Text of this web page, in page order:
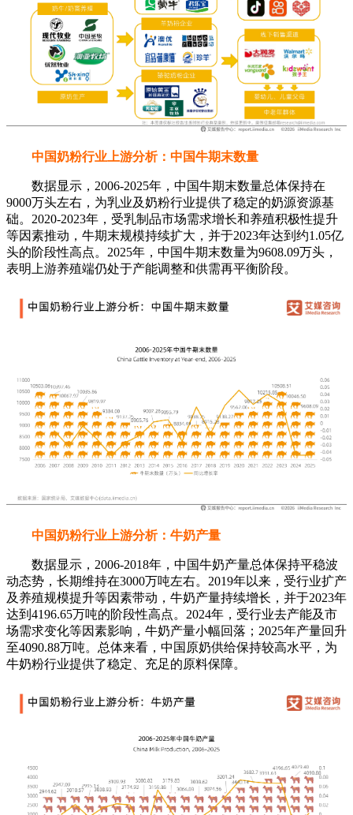
中国奶粉行业上游分析：中国牛期末数量
数据显示，2006-2025年，中国牛期末数量总体保持在
9000万头左右，为乳业及奶粉行业提供了稳定的奶源资源基
础。2020-2023年，受乳制品市场需求增长和养殖积极性提升
等因素推动，牛期末规模持续扩大，并于2023年达到约1.05亿
头的阶段性高点。2025年，中国牛期末数量为9608.09万头，
表明上游养殖端仍处于产能调整和供需再平衡阶段。
中国奶粉行业上游分析：牛奶产量
数据显示，2006-2018年，中国牛奶产量总体保持平稳波
动态势，长期维持在3000万吨左右。2019年以来，受行业扩产
及养殖规模提升等因素带动，牛奶产量持续增长，并于2023年
达到4196.65万吨的阶段性高点。2024年，受行业去产能及市
场需求变化等因素影响，牛奶产量小幅回落；2025年产量回升
至4090.88万吨。总体来看，中国原奶供给保持较高水平，为
牛奶粉行业提供了稳定、充足的原料保障。